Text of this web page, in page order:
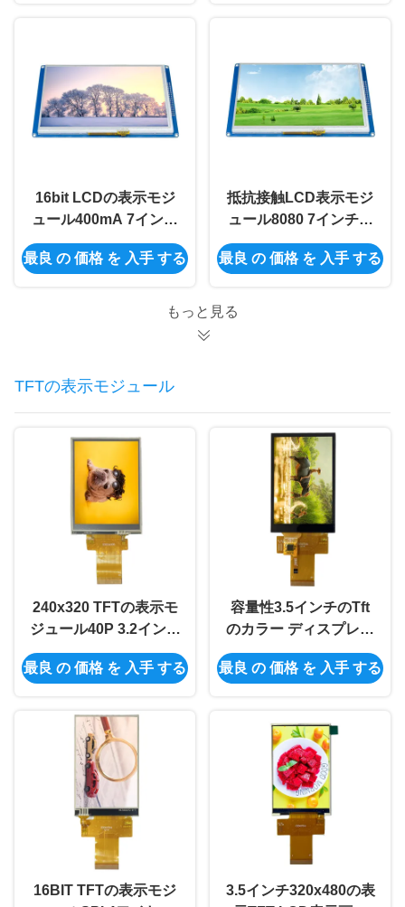
16bit LCDの表示モジ
ュール400mA 7インチ
のTft Lcdモジュールの
スマートな表示画面
最良 の 価格 を 入手 する
抵抗接触LCD表示モジ
ュール8080 7インチの
Tft Lcdモジュール
800x480 Ssd1963
最良 の 価格 を 入手 する
もっと見る
TFTの表示モジュール
240x320 TFTの表示モ
ジュール40P 3.2インチ
のTft Lcdの抵抗接触
ST7789
最良 の 価格 を 入手 する
容量性3.5インチのTft
のカラー ディスプレイ
スクリーン モジュール
40P TFT LCDスクリー
最良 の 価格 を 入手 する
16BIT TFTの表示モジ
3.5インチ320x480の表